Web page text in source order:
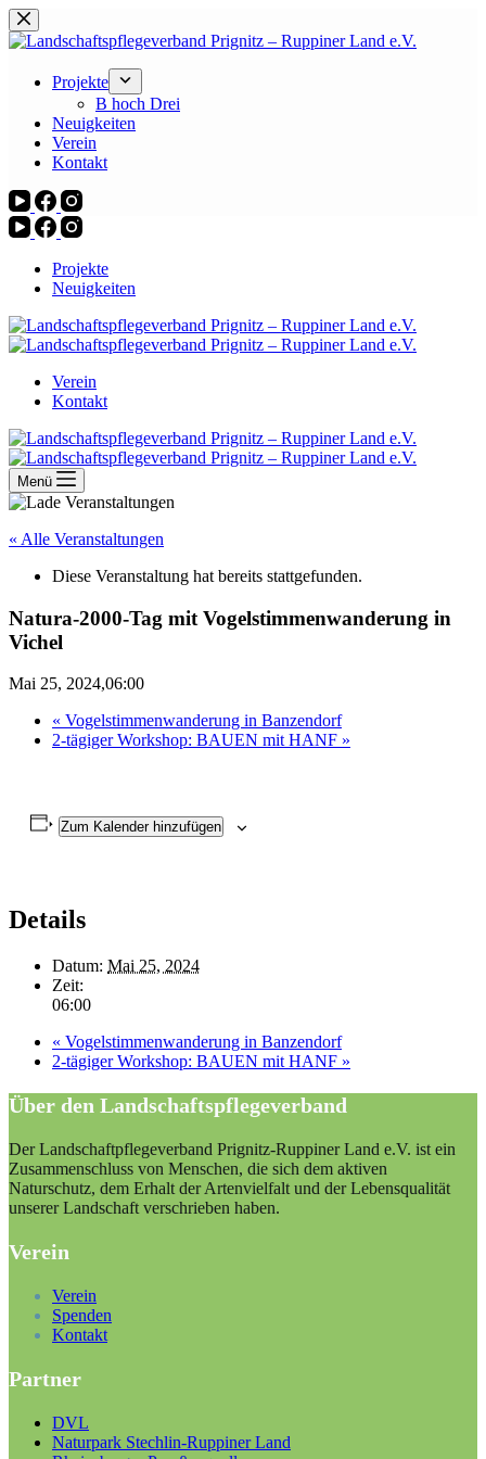
Zum
Inhalt
Projekte
B hoch Drei
Neuigkeiten
Verein
Kontakt
Projekte
Neuigkeiten
Verein
Kontakt
Menü
« Alle Veranstaltungen
Diese Veranstaltung hat bereits stattgefunden.
Natura-2000-Tag mit Vogelstimmenwanderung in
Vichel
Mai 25, 2024,06:00
« Vogelstimmenwanderung in Banzendorf
2-tägiger Workshop: BAUEN mit HANF »
Zum Kalender hinzufügen
Details
Datum: Mai 25, 2024
Zeit:
06:00
« Vogelstimmenwanderung in Banzendorf
2-tägiger Workshop: BAUEN mit HANF »
Über den Landschaftspflegeverband
Der Landschaftpflegeverband Prignitz-Ruppiner Land e.V. ist ein
Zusammenschluss von Menschen, die sich dem aktiven
Naturschutz, dem Erhalt der Artenvielfalt und der Lebensqualität
unserer Landschaft verschrieben haben.
Verein
Verein
Spenden
Kontakt
Partner
DVL
Naturpark Stechlin-Ruppiner Land